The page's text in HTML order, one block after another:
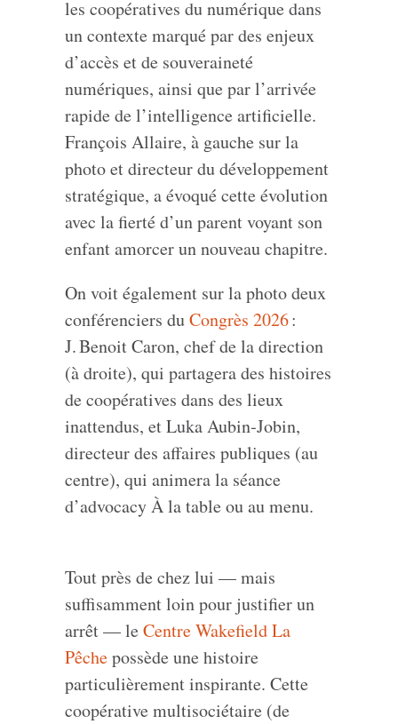
les coopératives du numérique dans
un contexte marqué par des enjeux
d’accès et de souveraineté
numériques, ainsi que par l’arrivée
rapide de l’intelligence artificielle.
François Allaire, à gauche sur la
photo et directeur du développement
stratégique, a évoqué cette évolution
avec la fierté d’un parent voyant son
enfant amorcer un nouveau chapitre.
On voit également sur la photo deux
conférenciers duCongrès 2026:
J. Benoit Caron, chef de la direction
(à droite), qui partagera des histoires
de coopératives dans des lieux
inattendus, et Luka Aubin‑Jobin,
directeur des affaires publiques (au
centre), qui animera la séance
d’advocacy À la table ou au menu.
Tout près de chez lui — mais
suffisamment loin pour justifier un
arrêt — leCentre Wakefield La
Pêchepossède une histoire
particulièrement inspirante. Cette
coopérative multisociétaire (de